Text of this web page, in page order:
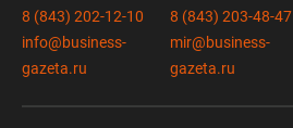
8 (843) 202-12-10
info@business-
gazeta.ru
8 (843) 203-48-47
mir@business-
gazeta.ru